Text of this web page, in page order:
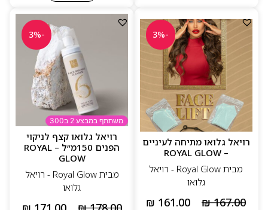
-3%
רויאל גלואו מתיחה לעיניים
– ROYAL GLOW
מבית Royal Glow - רויאל
גלואו
₪167.00
₪ 161.00
משתתף במבצע 2 ב300
-3%
רויאל גלואו קצף לניקוי
הפנים 150מ״ל – ROYAL
GLOW
מבית Royal Glow - רויאל
גלואו